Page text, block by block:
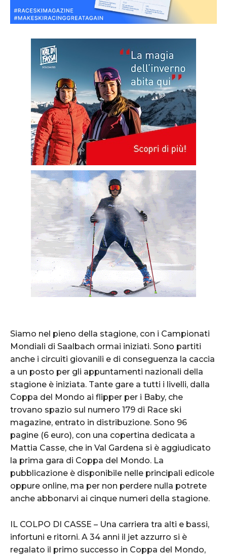
Siamo nel pieno della stagione, con i Campionati
Mondiali di Saalbach ormai iniziati. Sono partiti
anche i circuiti giovanili e di conseguenza la caccia
a un posto per gli appuntamenti nazionali della
stagione è iniziata. Tante gare a tutti i livelli, dalla
Coppa del Mondo ai flipper per i Baby, che
trovano spazio sul numero 179 di Race ski
magazine, entrato in distribuzione. Sono 96
pagine (6 euro), con una copertina dedicata a
Mattia Casse, che in Val Gardena si è aggiudicato
la prima gara di Coppa del Mondo. La
pubblicazione è disponibile nelle principali edicole
oppure online, ma per non perdere nulla potrete
anche abbonarvi ai cinque numeri della stagione.
IL COLPO DI CASSE – Una carriera tra alti e bassi,
infortuni e ritorni. A 34 anni il jet azzurro si è
regalato il primo successo in Coppa del Mondo,